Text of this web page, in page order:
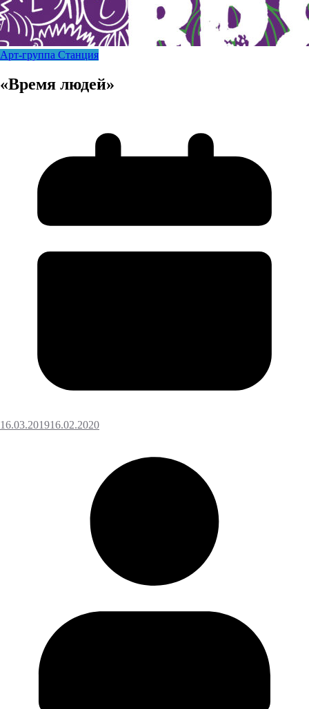
Арт-группа Станция
«Время людей»
16.03.201916.02.2020